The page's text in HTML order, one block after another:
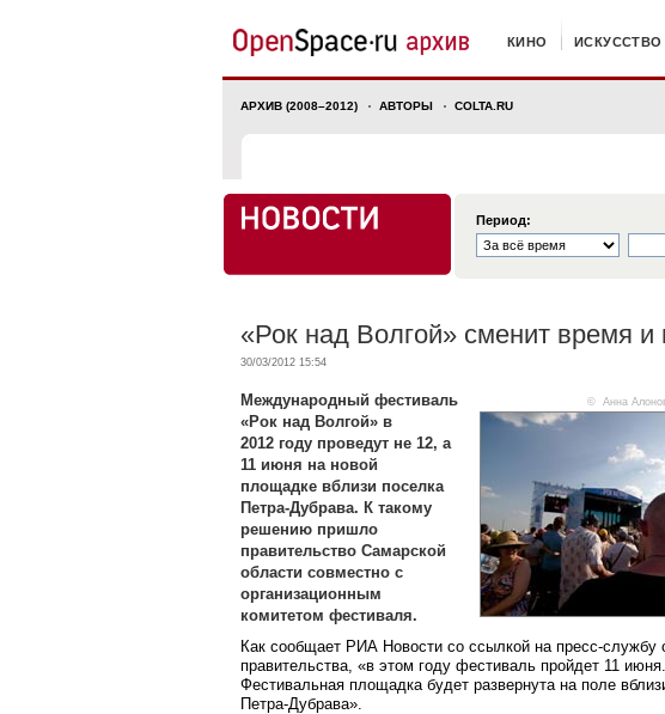
КИНО ИСКУССТВО
АРХИВ (2008–2012) АВТОРЫ COLTA.RU
Период:
«Рок над Волгой» сменит время и
30/03/2012 15:54
© Анна
Международный фестиваль
«Рок над Волгой» в
2012 году проведут не 12, а
11 июня на новой
площадке вблизи поселка
Петра-Дубрава. К такому
решению пришло
правительство Самарской
области совместно с
организационным
комитетом фестиваля.
Как сообщает РИА Новости со ссылкой на пресс-службу
правительства, «в этом году фестиваль пройдет 11 июня.
Фестивальная площадка будет развернута на поле
Петра-Дубрава».